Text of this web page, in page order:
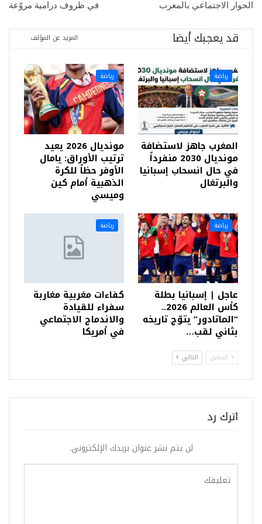
الحوار الاجتماعي بالمغرب في ظروف درامية مروّعة
قد يعجبك أيضا المزيد عن المؤلف
رياضة
المغرب جاهز لاستضافة
مونديال 2030 منفرداً
في حال انسحاب إسبانيا
والبرتغال
رياضة
مونديال 2026 يعيد
ترتيب الأوراق: يامال
الأوفر حظاً للكرة
الذهبية أمام كين
وميسي
رياضة
عاجل | إسبانيا بطلة
كأس العالم 2026..
“الماتادور” يتوّج تاريخه
بثاني لقب…
رياضة
كفاءات مغربية مغاربة
سفراء للقيادة
والاندماج الاجتماعي
في أمريكا
السابق التالي
اترك رد
لن يتم نشر عنوان بريدك الإلكتروني.